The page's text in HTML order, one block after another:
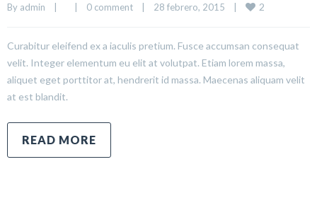
By admin 0 comment 28 febrero, 2015 2
Curabitur eleifend ex a iaculis pretium. Fusce accumsan consequat
velit. Integer elementum eu elit at volutpat. Etiam lorem massa,
aliquet eget porttitor at, hendrerit id massa. Maecenas aliquam velit
at est blandit.
READ MORE